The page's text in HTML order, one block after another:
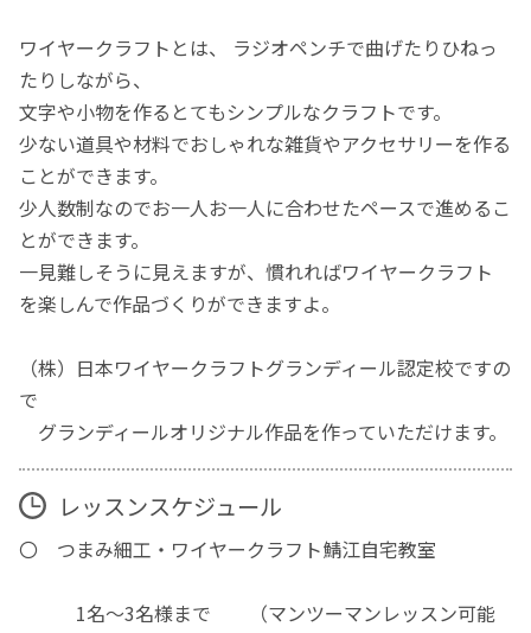
ワイヤークラフトとは、 ラジオペンチで曲げたりひねっ
たりしながら、
文字や小物を作るとてもシンプルなクラフトです。
少ない道具や材料でおしゃれな雑貨やアクセサリーを作る
ことができます。
少人数制なのでお一人お一人に合わせたペースで進めるこ
とができます。
一見難しそうに見えますが、慣れればワイヤークラフト
を楽しんで作品づくりができますよ。
（株）日本ワイヤークラフトグランディール認定校ですの
で
グランディールオリジナル作品を作っていただけます。
レッスンスケジュール
〇 つまみ細工・ワイヤークラフト鯖江自宅教室
1名～3名様まで （マンツーマンレッスン可能